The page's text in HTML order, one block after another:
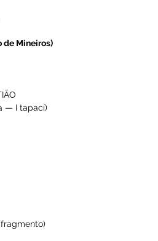
Africana
3.
linha de nagô.
(Goiânia)
de Mineiros)